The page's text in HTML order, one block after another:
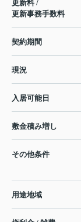
更新料 /
更新事務手数料
契約期間
現況
入居可能日
敷金積み増し
その他条件
用途地域